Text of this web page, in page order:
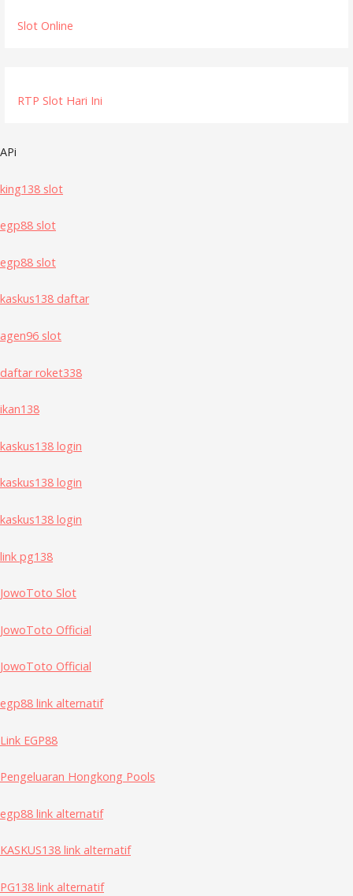
Slot Online
RTP Slot Hari Ini
APi
king138 slot
egp88 slot
egp88 slot
kaskus138 daftar
agen96 slot
daftar roket338
ikan138
kaskus138 login
kaskus138 login
kaskus138 login
link pg138
JowoToto Slot
JowoToto Official
JowoToto Official
egp88 link alternatif
Link EGP88
Pengeluaran Hongkong Pools
egp88 link alternatif
KASKUS138 link alternatif
PG138 link alternatif